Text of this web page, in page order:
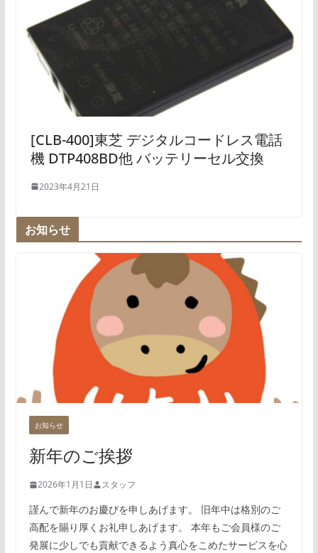
[CLB-400]東芝 デジタルコードレス電話
機 DTP408BD他 バッテリーセル交換
2023年4月21日
お知らせ
お知らせ
新年のご挨拶
2026年1月1日 スタッフ
謹んで新年のお慶びを申しあげます。 旧年中は格別のご
高配を賜り厚くお礼申しあげます。 本年もご会員様のご
発展に少しでも貢献できるよう真心をこめたサービスを心